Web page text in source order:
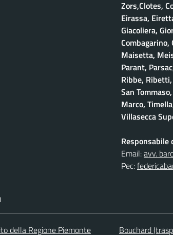
Zors,Clotes,
Eirassa,
Giacoliera,
Combagarino,
Maisetta,
Parant,
Ribbe,
San
Marco,
Villasecca
Responsabile
Email:avv.
Pec:
della Regione Piemonte Bouchard